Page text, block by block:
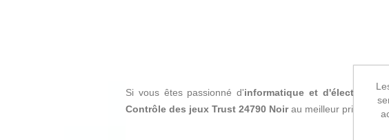
Si vous êtes passionné d'informatique et
Contrôle des jeux Trust 24790 Noirau meilleur prix.